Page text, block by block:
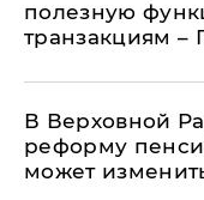
полезную
транзакциям –
В Верховной
реформу
может